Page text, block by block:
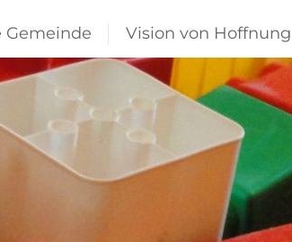
Gemeinde Vision von Hoffnung